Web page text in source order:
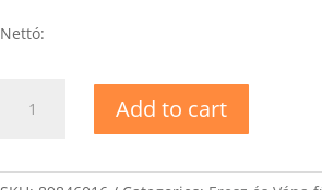
Nettó:
Add to cart